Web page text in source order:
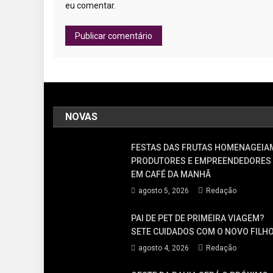
eu comentar.
NOVAS
FESTAS DAS FRUTAS
PRODUTORES E EMPREENDEDORES
EM CAFÉ DA MANHÃ
agosto 5, 2026 Redação
PAI DE PET DE PRIMEIRA VIAGEM?
SETE CUIDADOS COM O NOVO
agosto 4, 2026 Redação